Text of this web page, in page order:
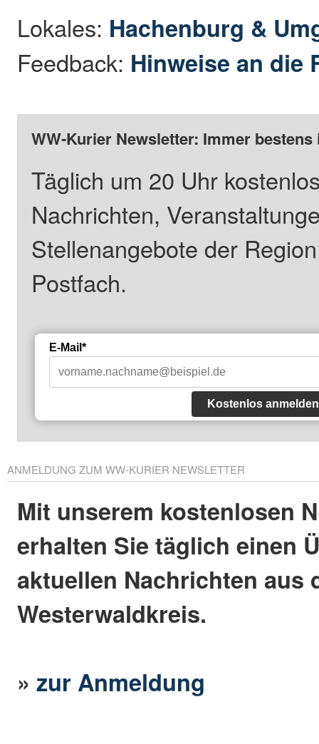
Lokales: Hachenburg &
Feedback: Hinweise an die
WW-Kurier Newsletter: Immer
Täglich um 20 Uhr
Nachrichten,
Stellenangebote der
Postfach.
E-Mail*
Kostenlos anmelden
ANMELDUNG ZUM WW-KURIER NEWSLETTER
Mit unserem kostenlosen
erhalten Sie täglich einen
aktuellen Nachrichten aus
Westerwaldkreis.
»zur Anmeldung